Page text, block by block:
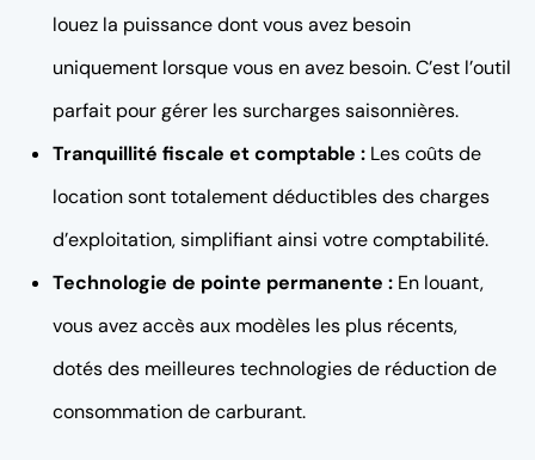
louez la puissance dont vous avez besoin
uniquement lorsque vous en avez besoin. C’est l’outil
parfait pour gérer les surcharges saisonnières.
Tranquillité fiscale et comptable : Les coûts de
location sont totalement déductibles des charges
d’exploitation, simplifiant ainsi votre comptabilité.
Technologie de pointe permanente : En louant,
vous avez accès aux modèles les plus récents,
dotés des meilleures technologies de réduction de
consommation de carburant.